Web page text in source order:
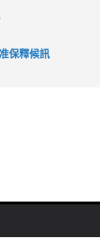
保釋候訊